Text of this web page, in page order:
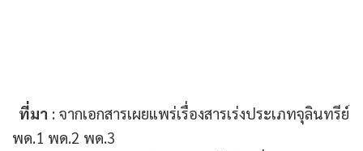
ที่มา : จากเอกสารเผยแพร่เรื่องสารเร่งประเภทจุลินทรีย์
พด.1 พด.2 พด.3